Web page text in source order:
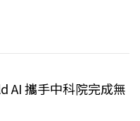
AI 攜手中科院完成無